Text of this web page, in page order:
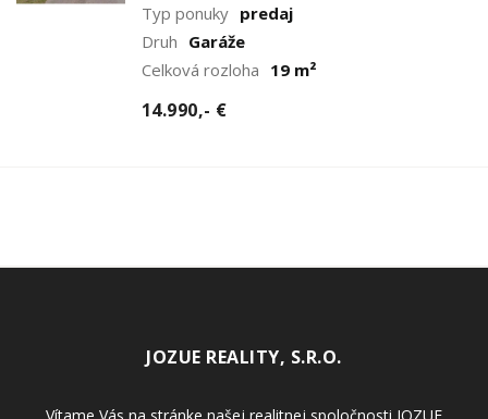
Typ ponuky predaj
Druh Garáže
Celková rozloha 19 m²
14.990,- €
JOZUE REALITY, S.R.O.
Vítame Vás na stránke našej realitnej spoločnosti JOZUE